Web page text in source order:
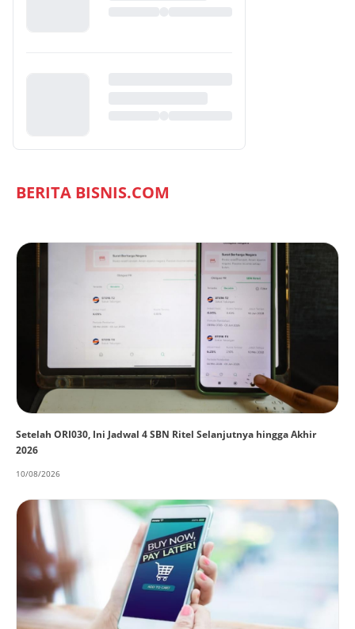
BERITA BISNIS.COM
Setelah ORI030, Ini Jadwal 4 SBN Ritel Selanjutnya hingga Akhir
2026
10/08/2026